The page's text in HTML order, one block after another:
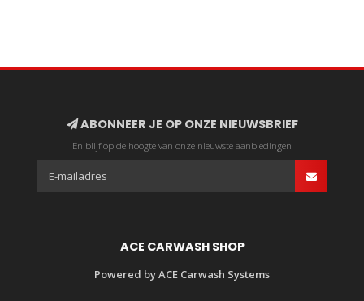
ABONNEER JE OP ONZE NIEUWSBRIEF
En blijf op de hoogte van onze nieuwste aanbiedingen
ACE CARWASH SHOP
Powered by ACE Carwash Systems